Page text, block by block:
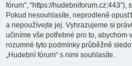
fórum”, “https://
Pokud nesouhlasíte, neprodleně
a nepoužívejte jej. Vyhrazujeme si
učiníme vše potřebné pro to, abychom
rozumné tyto podmínky průběžně
„Hudební fórum“ s nimi souhlasíte.